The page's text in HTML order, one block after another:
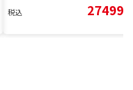
税込 27499